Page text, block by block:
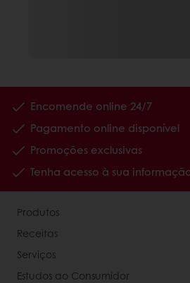
Encomende online 24/7
Pagamento online disponível
Promoções exclusivas
Tenha acesso à sua
Produtos
Receitas
Serviços
Estudos ao Consumidor